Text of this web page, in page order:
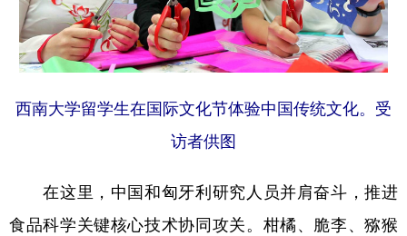
西南大学留学生在国际文化节体验中国传统文化。受
访者供图
在这里，中国和匈牙利研究人员并肩奋斗，推进
食品科学关键核心技术协同攻关。柑橘、脆李、猕猴